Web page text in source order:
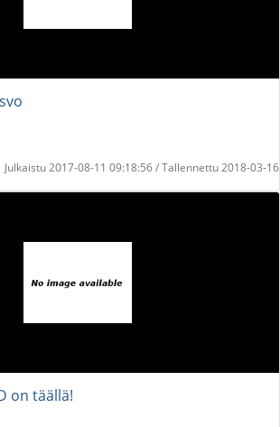
Julkaistu 2017-08-11 09:18:56 / Tallennettu 2018-03-16
on täällä!